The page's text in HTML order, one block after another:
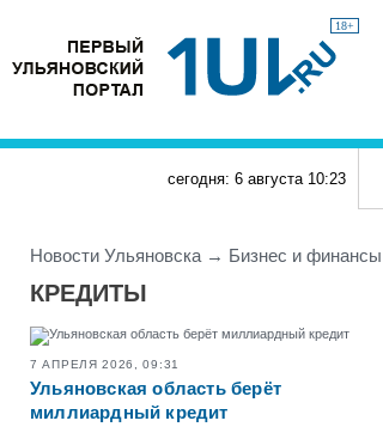
18+
Жительницу Заволжья ограбил новый знакомый,
провожавший её домой после посиделок у
сегодня: 6 августа 10:23
Новости Ульяновска → Бизнес и финансы
КРЕДИТЫ
7 АПРЕЛЯ 2026, 09:31
Ульяновская область берёт
миллиардный кредит